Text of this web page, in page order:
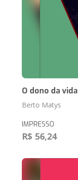
O dono da vida
Berto Matys
IMPRESSO
R$ 56,24